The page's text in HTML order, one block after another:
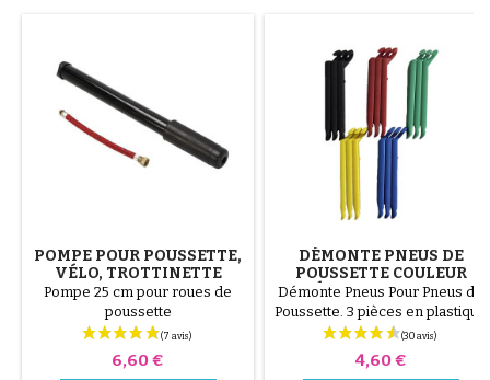
POMPE POUR POUSSETTE,
VÉLO, TROTTINETTE
Pompe 25 cm pour roues de
poussette
Prix
6,60 €
DÉMONTE PNEUS DE
POUSSETTE COULEUR
ALÉATOIRE 1 LOT DE 3
PIÈCES
Démonte Pneus Pour Pneus de
Poussette. 3 pièces en plastique
de haute qualité, couleur
aléatoire, noir, rouge, vert,
jaune et bleu ou 3 pièces en
Prix
4,60 €